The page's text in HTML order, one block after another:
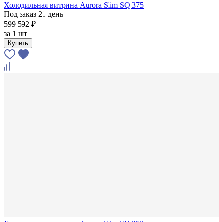
Холодильная витрина Aurora Slim SQ 375
Под заказ 21 день
599 592 ₽
за 1 шт
Купить